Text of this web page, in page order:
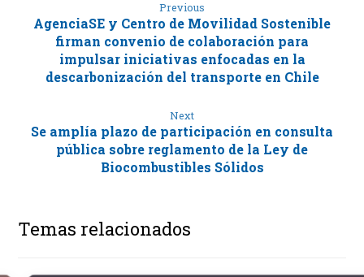
Previous
AgenciaSE y Centro de Movilidad Sostenible
firman convenio de colaboración para
impulsar iniciativas enfocadas en la
descarbonización del transporte en Chile
Next
Se amplía plazo de participación en consulta
pública sobre reglamento de la Ley de
Biocombustibles Sólidos
Temas relacionados